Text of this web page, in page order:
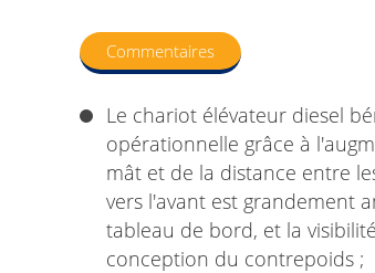
Commentaires
Le chariot élévateur diesel
opérationnelle grâce à
mât et de la distance entre
vers l'avant est grandement
tableau de bord, et la
conception du contrepoids ;